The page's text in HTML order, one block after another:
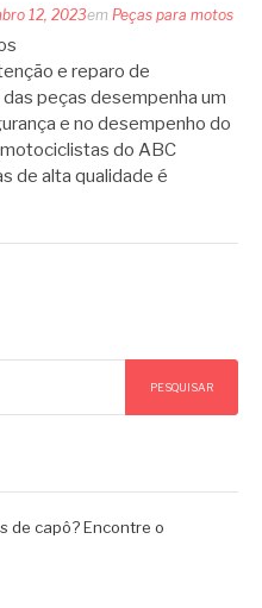
12, 2023em Peças para motos
e reparo de
peças desempenha um
e no desempenho do
do ABC
de alta qualidade é
PESQUISAR
de capô? Encontre o